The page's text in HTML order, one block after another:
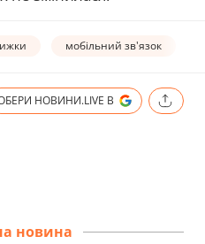
мобільний зв'язок
НОВИНИ.LIVE В
новина